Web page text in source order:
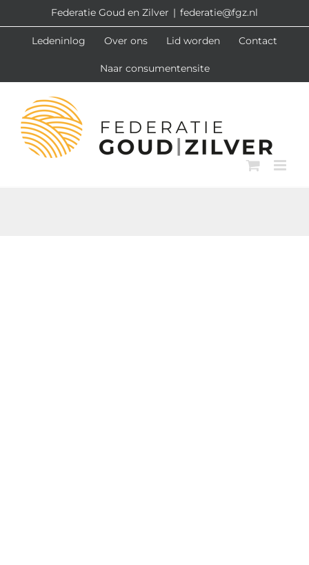
naar
inhoud
Federatie Goud en Zilver | federatie@fgz.nl
Ledeninlog Over ons Lid worden Contact
Naar consumentensite